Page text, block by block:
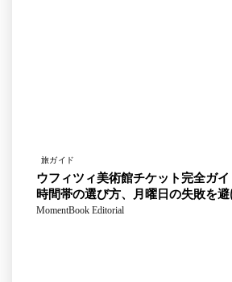
旅ガイド
ウフィツィ美術館チケット完全ガイ
時間帯の選び方、月曜日の失敗を避
MomentBook Editorial